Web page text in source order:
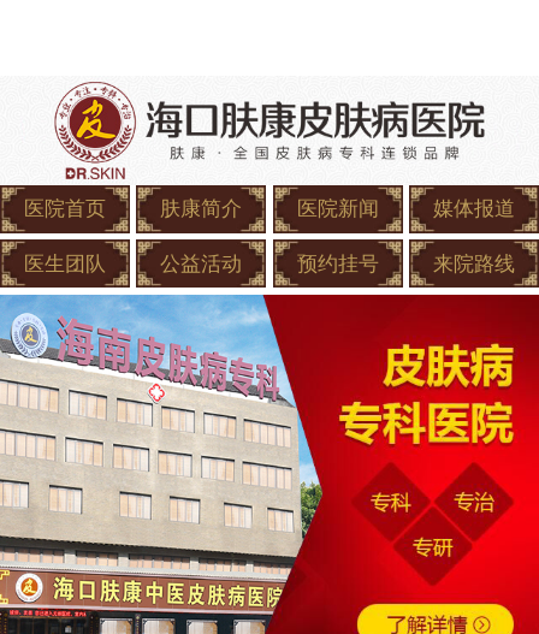
医院首页 肤康简介 医院新闻 媒体报道
医生团队 公益活动 预约挂号 来院路线